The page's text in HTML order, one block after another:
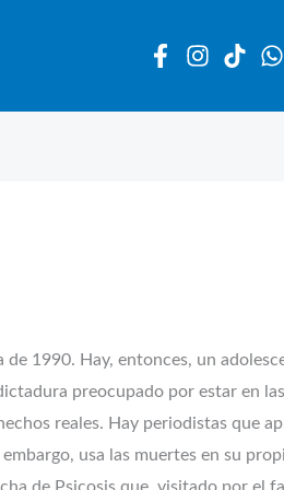
1990. Hay, entonces, un
preocupado por estar en
reales. Hay periodistas que
usa las muertes en su